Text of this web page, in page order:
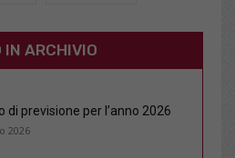
IN ARCHIVIO
di previsione per l’anno 2026
2026